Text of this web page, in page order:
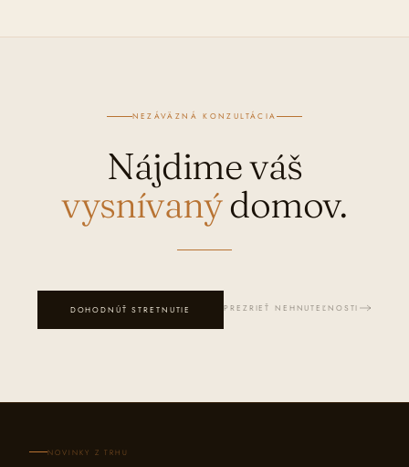
NEZÁVÄZNÁ KONZULTÁCIA
Nájdime váš
vysnívanýdomov.
DOHODNÚŤ STRETNUTIE PREZRIEŤ NEHNUTEĽNOSTI
NOVINKY Z TRHU